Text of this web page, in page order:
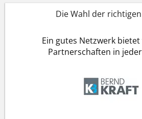
Die Wahl der
Ein gutes Netzwerk
Partnerschaften in